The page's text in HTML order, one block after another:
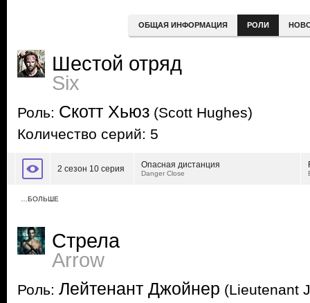
ОБЩАЯ ИНФОРМАЦИЯ РОЛИ
Шестой отряд
Six
Роль: Скотт Хьюз (Scott Hughes)
Количество серий: 5
2 сезон 10 серия Опасная дистанция
Danger Close
…БОЛЬШЕ
Стрела
Arrow
Роль: Лейтенант Джойнер (Lieutenant